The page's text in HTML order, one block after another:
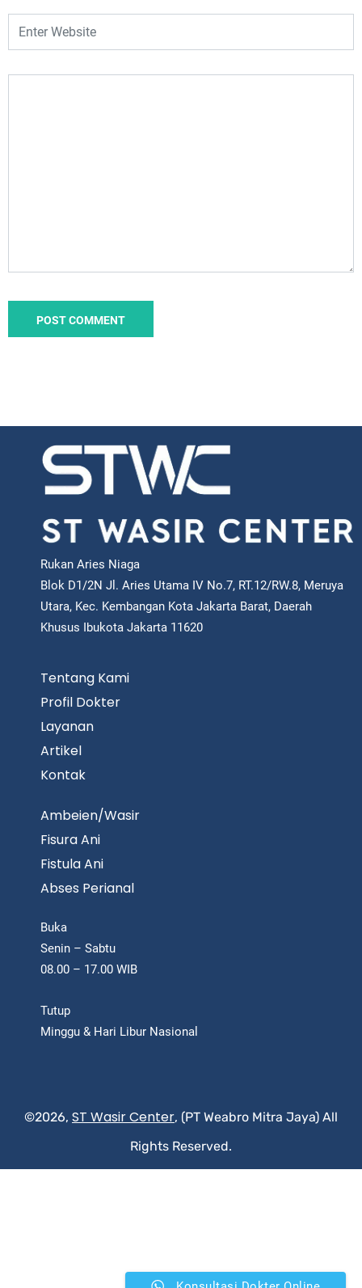
Rukan Aries Niaga
Blok D1/2N Jl. Aries Utama IV No.7, RT.12/RW.8, Meruya
Utara, Kec. Kembangan Kota Jakarta Barat, Daerah
Khusus Ibukota Jakarta 11620
Tentang Kami
Profil Dokter
Layanan
Artikel
Kontak
Ambeien/Wasir
Fisura Ani
Fistula Ani
Abses Perianal
Buka
Senin – Sabtu
08.00 – 17.00 WIB
Tutup
Minggu & Hari Libur Nasional
©2026, ST Wasir Center, (PT Weabro Mitra Jaya) All
Rights Reserved.